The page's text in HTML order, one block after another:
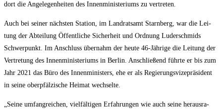
dort die Ange­le­gen­hei­ten des Innen­mi­nis­te­ri­ums zu vertreten.
Auch bei sei­ner nächs­ten Sta­ti­on, im Land­rats­amt Starn­berg, war die Lei­
tung der Abtei­lung Öffent­li­che Sicher­heit und Ord­nung Luder­schmids
Schwer­punkt. Im Anschluss über­nahm der heu­te 46-Jäh­ri­ge die Lei­tung der
Ver­tre­tung des Innen­mi­nis­te­ri­ums in Ber­lin. Anschlie­ßend führ­te er bis zum
Jahr 2021 das Büro des Innen­mi­nis­ters, ehe er als Regie­rungs­vi­ze­prä­si­dent
in sei­ne ober­pfäl­zi­sche Hei­mat wechselte.
„Sei­ne umfang­rei­chen, viel­fäl­ti­gen Erfah­run­gen wie auch sei­ne her­aus­ra­